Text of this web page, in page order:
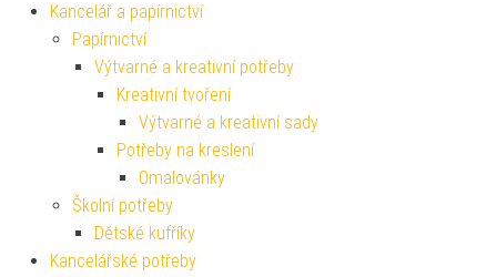
Kancelář a papírnictví
Papírnictví
Výtvarné a kreativní potřeby
Kreativní tvoření
Výtvarné a kreativní sady
Potřeby na kreslení
Omalovánky
Školní potřeby
Dětské kufříky
Kancelářské potřeby